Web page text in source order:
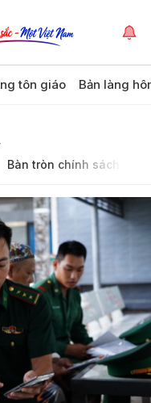
tôn giáo Bản làng
Bàn tròn chính sách